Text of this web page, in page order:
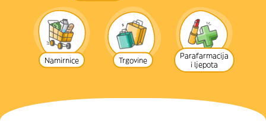
Namirnice Trgovine
Parafarmacija
i ljepota